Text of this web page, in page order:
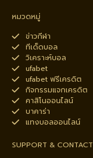
หมวดหมู่
ข่าวกีฬา
ทีเด็ดบอล
วิเคราะห์บอล
ufabet
ufabet ฟรีเครดิต
กิจกรรมแจกเครดิต
คาสิโนออนไลน์
บาคาร่า
แทงบอลออนไลน์
SUPPORT & CONTACT